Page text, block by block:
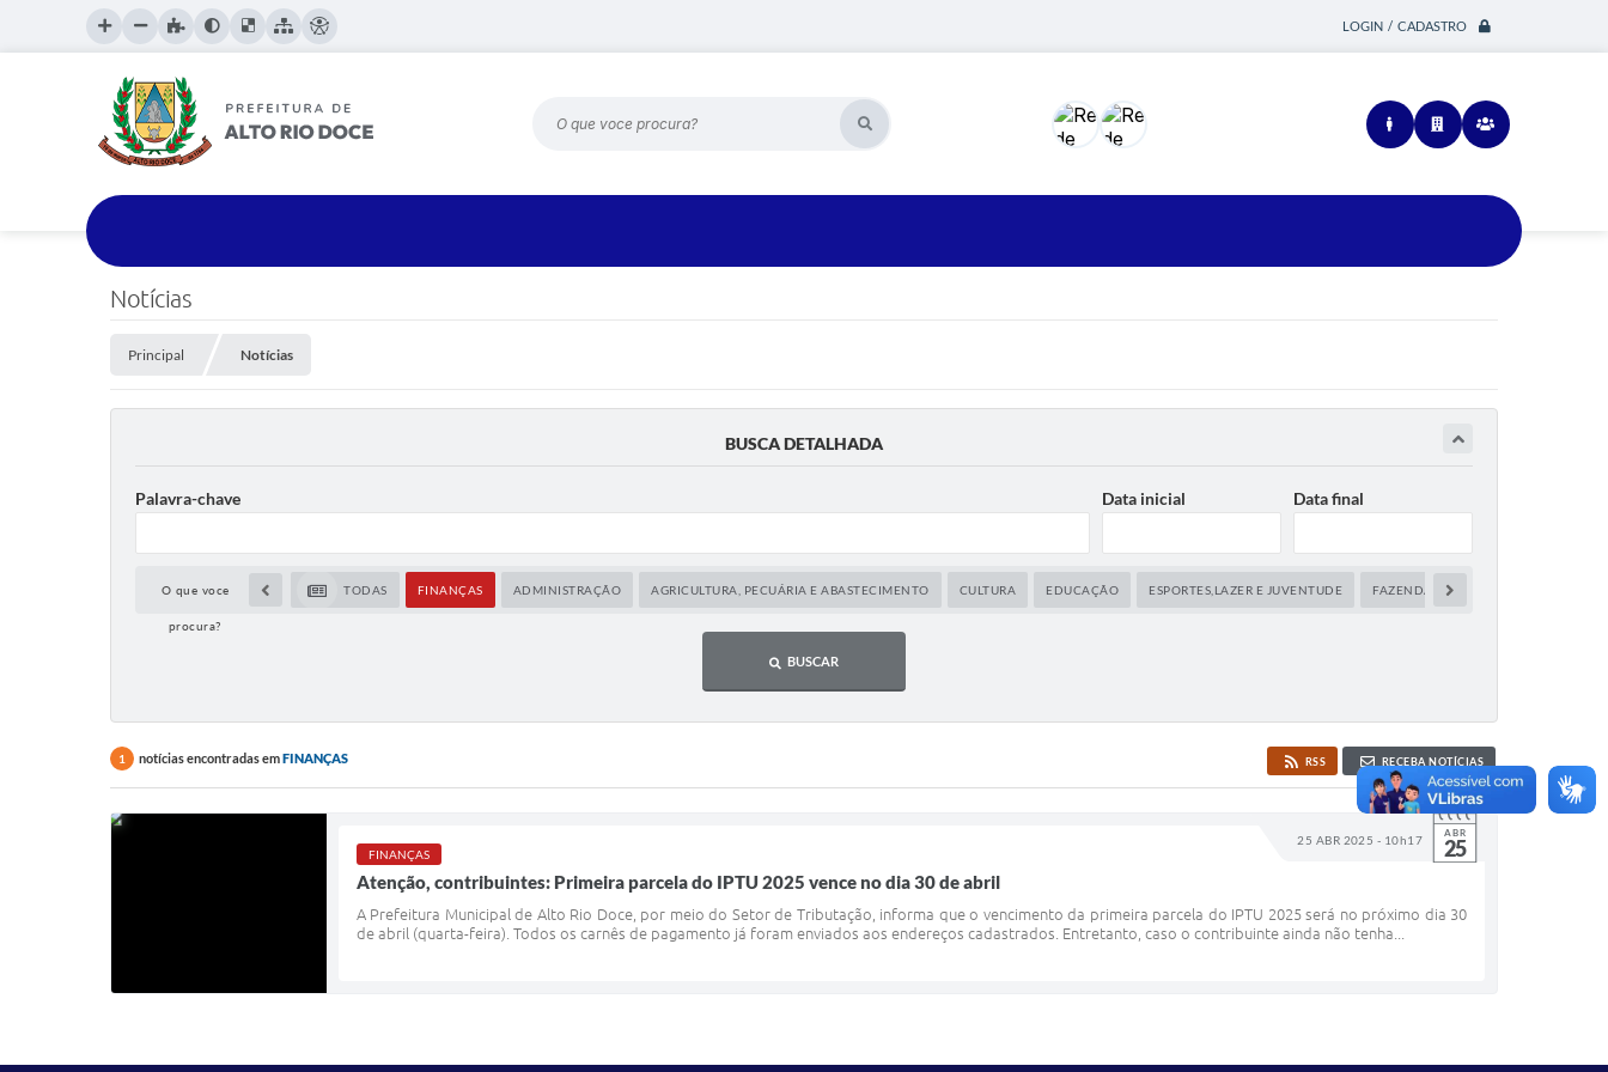
LOGIN / CADASTRO
O que voce procura?
Notícias
Principal Notícias
BUSCA DETALHADA
Palavra-chave Data inicial Data final
O que voce
procura?
TODAS FINANÇAS ADMINISTRAÇÃO AGRICULTURA, PECUÁRIA E ABASTECIMENTO CULTURA EDUCAÇÃO ESPORTES,LAZER E JUVENTUDE FAZENDA
BUSCAR
1 notícias encontradas emFINANÇAS RSS RECEBA NOTÍCIAS
25 ABR 2025 - 10h17 ABR
25
FINANÇAS
Atenção, contribuintes: Primeira parcela do IPTU 2025 vence no dia 30 de abril
A Prefeitura Municipal de Alto Rio Doce, por meio do Setor de Tributação, informa que o vencimento da primeira parcela do IPTU 2025 será no próximo dia 30
de abril (quarta-feira). Todos os carnês de pagamento já foram enviados aos endereços cadastrados. Entretanto, caso o contribuinte ainda não tenha...